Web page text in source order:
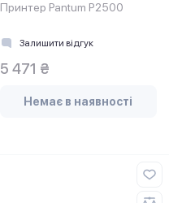
Принтер Pantum P2500
Залишити відгук
5 471 ₴
Немає в наявності